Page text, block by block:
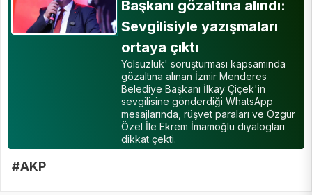
Başkanı gözaltına alındı:
Sevgilisiyle yazışmaları
ortaya çıktı
Yolsuzluk' soruşturması kapsamında
gözaltına alınan İzmir Menderes
Belediye Başkanı İlkay Çiçek'in
sevgilisine gönderdiği WhatsApp
mesajlarında, rüşvet paraları ve Özgür
Özel İle Ekrem İmamoğlu diyalogları
dikkat çekti.
#AKP